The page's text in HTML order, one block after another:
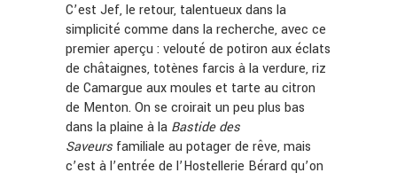
C’est Jef, le retour, talentueux dans la
simplicité comme dans la recherche, avec ce
premier aperçu : velouté de potiron aux éclats
de châtaignes, totènes farcis à la verdure, riz
de Camargue aux moules et tarte au citron
de Menton. On se croirait un peu plus bas
dans la plaine à la Bastide des
Saveurs familiale au potager de rêve, mais
c’est à l’entrée de l’Hostellerie Bérard qu’on